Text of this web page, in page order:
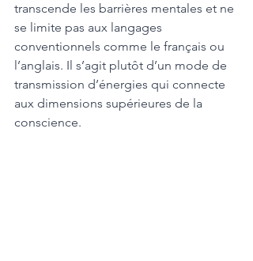
transcende les barrières mentales et ne
se limite pas aux langages
conventionnels comme le français ou
l’anglais. Il s’agit plutôt d’un mode de
transmission d’énergies qui connecte
aux dimensions supérieures de la
conscience.